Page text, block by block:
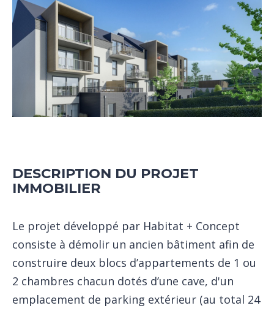
DESCRIPTION DU PROJET
IMMOBILIER
Le projet développé par Habitat + Concept
consiste à démolir un ancien bâtiment afin de
construire deux blocs d’appartements de 1 ou
2 chambres chacun dotés d’une cave, d'un
emplacement de parking extérieur (au total 24